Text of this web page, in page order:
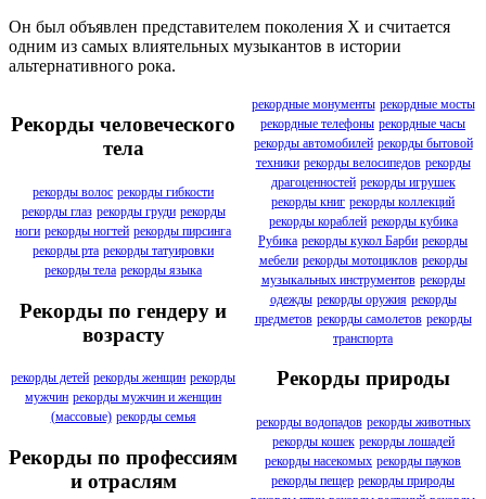
Он был объявлен представителем поколения X и считается
одним из самых влиятельных музыкантов в истории
альтернативного рока.
Рекорды человеческого
тела
рекорды волос рекорды гибкости
рекорды глаз рекорды груди рекорды
ноги рекорды ногтей рекорды пирсинга
рекорды рта рекорды татуировки
рекорды тела рекорды языка
Рекорды по гендеру и
возрасту
рекорды детей рекорды женщин рекорды
мужчин рекорды мужчин и женщин
(массовые) рекорды семья
Рекорды по профессиям
и отраслям
рекордные монументы рекордные мосты
рекордные телефоны рекордные часы
рекорды автомобилей рекорды бытовой
техники рекорды велосипедов рекорды
драгоценностей рекорды игрушек
рекорды книг рекорды коллекций
рекорды кораблей рекорды кубика
Рубика рекорды кукол Барби рекорды
мебели рекорды мотоциклов рекорды
музыкальных инструментов рекорды
одежды рекорды оружия рекорды
предметов рекорды самолетов рекорды
транспорта
Рекорды природы
рекорды водопадов рекорды животных
рекорды кошек рекорды лошадей
рекорды насекомых рекорды пауков
рекорды пещер рекорды природы